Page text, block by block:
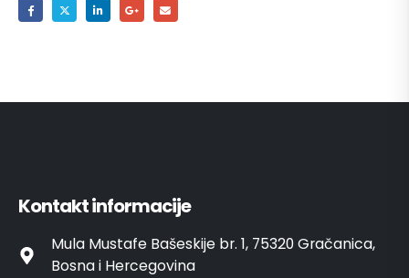
Kontakt informacije
Mula Mustafe Bašeskije br. 1, 75320 Gračanica,
Bosna i Hercegovina